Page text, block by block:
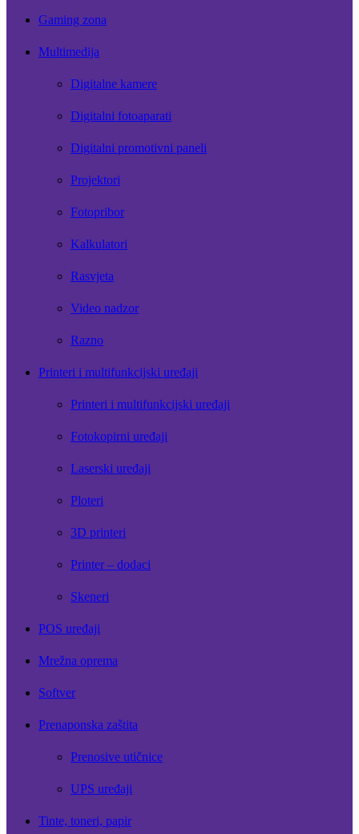
Gaming zona
Multimedija
Digitalne kamere
Digitalni fotoaparati
Digitalni promotivni paneli
Projektori
Fotopribor
Kalkulatori
Rasvjeta
Video nadzor
Razno
Printeri i multifunkcijski uređaji
Printeri i multifunkcijski uređaji
Fotokopirni uređaji
Laserski uređaji
Ploteri
3D printeri
Printer – dodaci
Skeneri
POS uređaji
Mrežna oprema
Softver
Prenaponska zaštita
Prenosive utičnice
UPS uređaji
Tinte, toneri, papir